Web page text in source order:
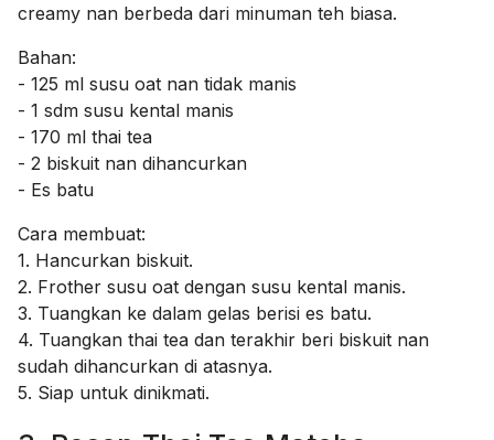
creamy nan berbeda dari minuman teh biasa.
Bahan:
- 125 ml susu oat nan tidak manis
- 1 sdm susu kental manis
- 170 ml thai tea
- 2 biskuit nan dihancurkan
- Es batu
Cara membuat:
1. Hancurkan biskuit.
2. Frother susu oat dengan susu kental manis.
3. Tuangkan ke dalam gelas berisi es batu.
4. Tuangkan thai tea dan terakhir beri biskuit nan
sudah dihancurkan di atasnya.
5. Siap untuk dinikmati.